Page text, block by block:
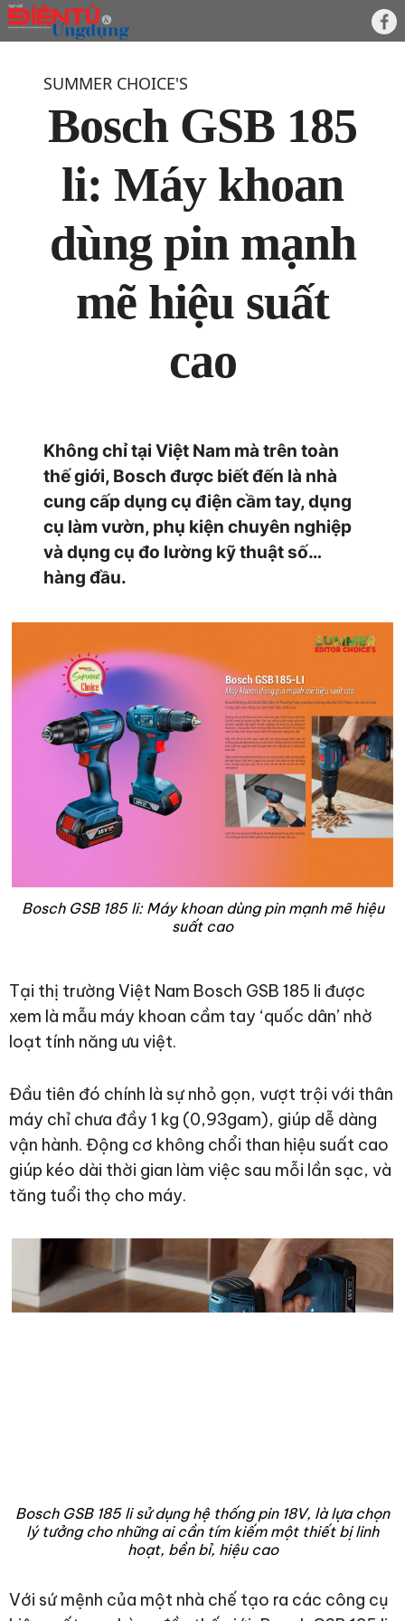
SUMMER CHOICE'S
Bosch GSB 185
li: Máy khoan
dùng pin mạnh
mẽ hiệu suất
cao
Không chỉ tại Việt Nam mà trên toàn
thế giới, Bosch được biết đến là nhà
cung cấp dụng cụ điện cầm tay, dụng
cụ làm vườn, phụ kiện chuyên nghiệp
và dụng cụ đo lường kỹ thuật số…
hàng đầu.
Bosch GSB 185 li: Máy khoan dùng pin mạnh mẽ hiệu
suất cao
Tại thị trường Việt Nam Bosch GSB 185 li được
xem là mẫu máy khoan cầm tay ‘quốc dân’ nhờ
loạt tính năng ưu việt.
Đầu tiên đó chính là sự nhỏ gọn, vượt trội với thân
máy chỉ chưa đầy 1 kg (0,93gam), giúp dễ dàng
vận hành. Động cơ không chổi than hiệu suất cao
giúp kéo dài thời gian làm việc sau mỗi lần sạc, và
tăng tuổi thọ cho máy.
Bosch GSB 185 li sử dụng hệ thống pin 18V, là lựa chọn
lý tưởng cho những ai cần tím kiếm một thiết bị linh
hoạt, bền bỉ, hiệu cao
Với sứ mệnh của một nhà chế tạo ra các công cụ